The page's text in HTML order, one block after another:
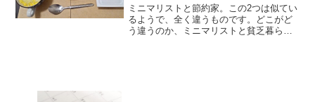
ミニマリストと節約家。この2つは似てい
るようで、全く違うものです。どこがど
う違うのか、ミニマリストと貧乏暮らし